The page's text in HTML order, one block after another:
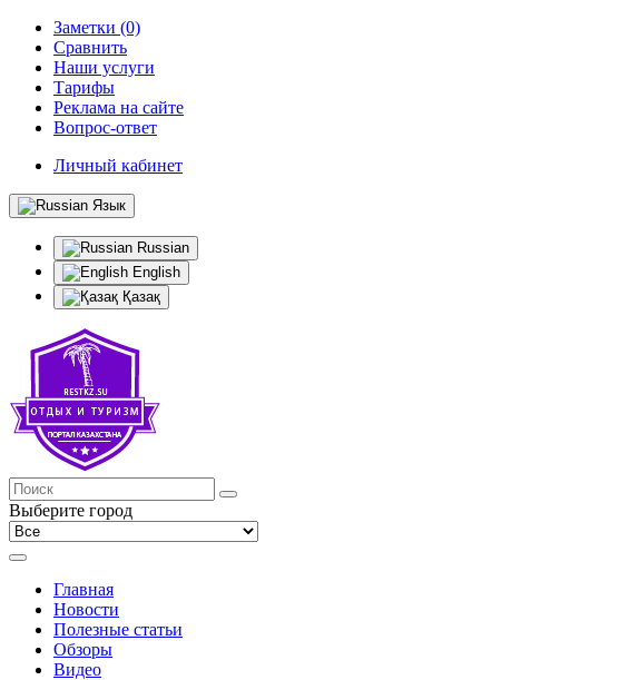
Заметки (0)
Сравнить
Наши услуги
Тарифы
Реклама на сайте
Вопрос-ответ
Личный кабинет
Язык
Russian
English
Қазақ
Выберите город
Главная
Новости
Полезные статьи
Обзоры
Видео